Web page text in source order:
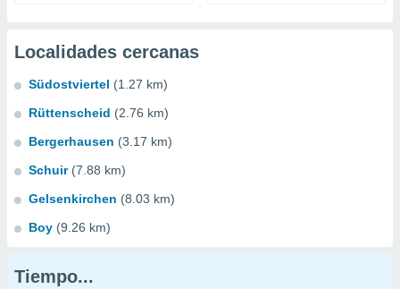
Localidades cercanas
Südostviertel (1.27 km)
Rüttenscheid (2.76 km)
Bergerhausen (3.17 km)
Schuir (7.88 km)
Gelsenkirchen (8.03 km)
Boy (9.26 km)
Tiempo...